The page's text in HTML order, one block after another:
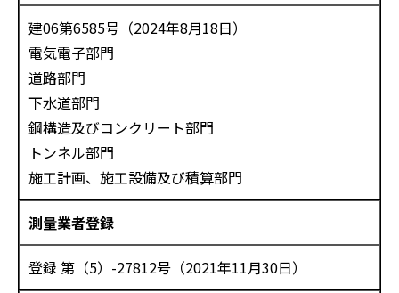
建06第6585号（2024年8月18日）
電気電子部門
道路部門
下水道部門
鋼構造及びコンクリート部門
トンネル部門
施工計画、施工設備及び積算部門
測量業者登録
登録 第（5）-27812号（2021年11月30日）